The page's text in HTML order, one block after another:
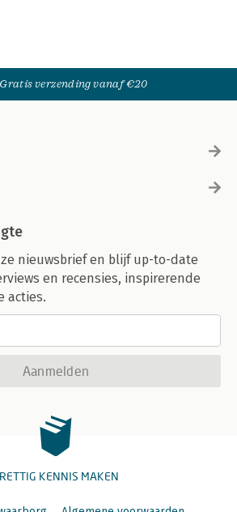
Gratis verzending vanaf €20
nieuwsbrief en blijf up-to-date
en recensies, inspirerende
acties.
Aanmelden
KENNIS MAKEN